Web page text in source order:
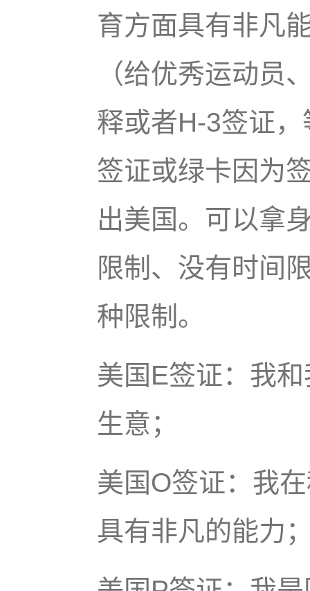
育方面具有非凡
（给优秀运动员
释或者H-3签证
签证或绿卡因为
出美国。可以拿
限制、没有时间
种限制。
美国E签证：我
生意；
美国O签证：我
具有非凡的能力